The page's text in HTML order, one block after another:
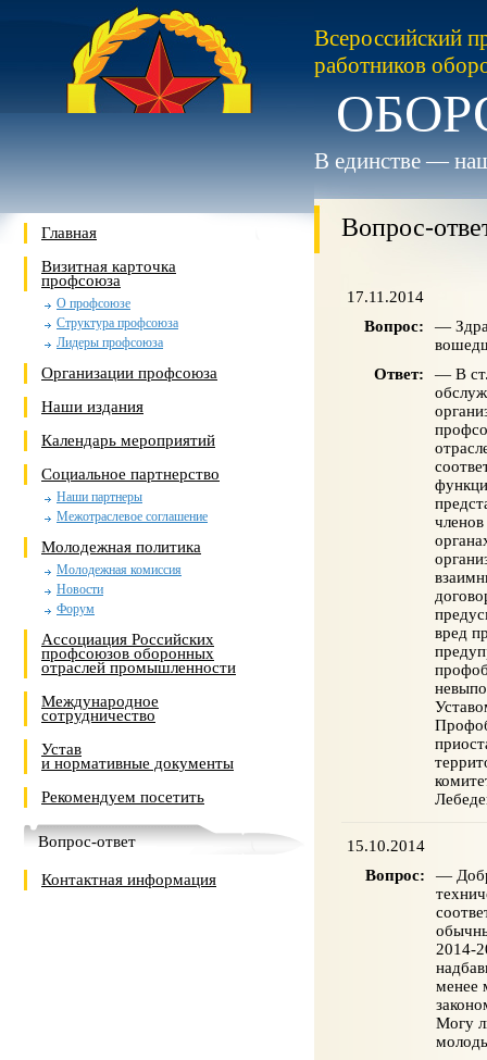
Всероссийский
работников
В единстве —
Главная
Визитная карточка
профсоюза
О профсоюзе
Структура профсоюза
Лидеры профсоюза
Организации профсоюза
Наши издания
Календарь мероприятий
Социальное партнерство
Наши партнеры
Межотраслевое соглашение
Молодежная политика
Молодежная комиссия
Новости
Форум
Ассоциация Российских
профсоюзов оборонных
отраслей промышленности
Международное
сотрудничество
Устав
и нормативные документы
Рекомендуем посетить
Вопрос-ответ
Контактная информация
Вопрос-
17.11.2014
Вопрос:
—
Ответ:
— В
вред
15.10.2014
Вопрос:
—
2014-
менее
Могу